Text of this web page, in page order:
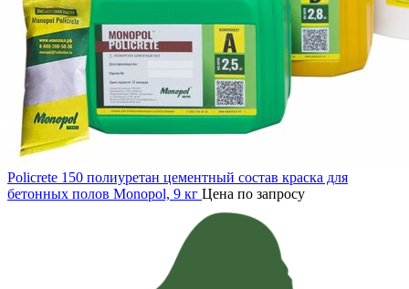
Policrete 150 полиуретан цементный состав краска для
бетонных полов Monopol, 9 кг Цена по запросу